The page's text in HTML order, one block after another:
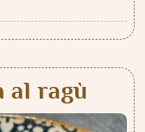
al ragù